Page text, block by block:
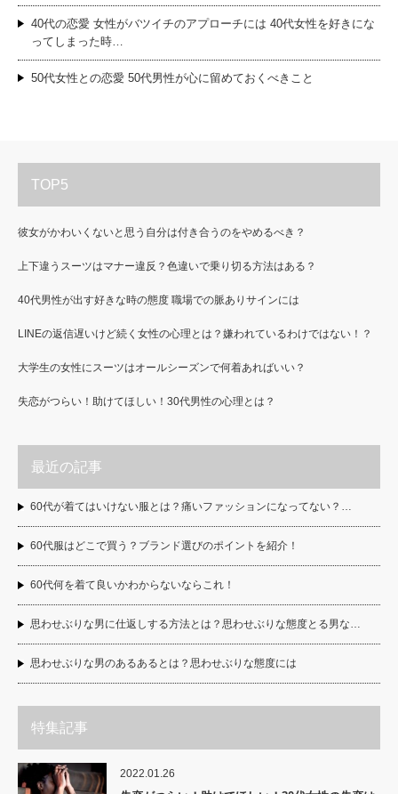
40代の恋愛 女性がバツイチのアプローチには 40代女性を好きにな
ってしまった時…
50代女性との恋愛 50代男性が心に留めておくべきこと
TOP5
彼女がかわいくないと思う自分は付き合うのをやめるべき？
上下違うスーツはマナー違反？色違いで乗り切る方法はある？
40代男性が出す好きな時の態度 職場での脈ありサインには
LINEの返信遅いけど続く女性の心理とは？嫌われているわけではない！？
大学生の女性にスーツはオールシーズンで何着あればいい？
失恋がつらい！助けてほしい！30代男性の心理とは？
最近の記事
60代が着てはいけない服とは？痛いファッションになってない？…
60代服はどこで買う？ブランド選びのポイントを紹介！
60代何を着て良いかわからないならこれ！
思わせぶりな男に仕返しする方法とは？思わせぶりな態度とる男な…
思わせぶりな男のあるあるとは？思わせぶりな態度には
特集記事
2022.01.26